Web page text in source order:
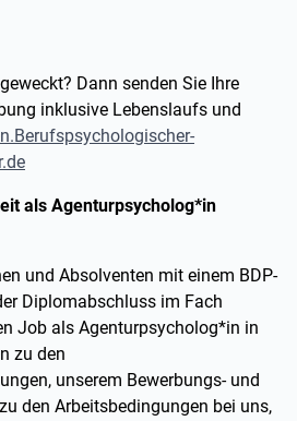
an.
Dann senden Sie Ihre
inklusive Lebenslaufs und
als Agenturpsycholog*in
und Absolventen mit einem BDP-
Diplomabschluss im Fach
Job als Agenturpsycholog*in in
zu den
unserem Bewerbungs- und
den Arbeitsbedingungen bei uns,